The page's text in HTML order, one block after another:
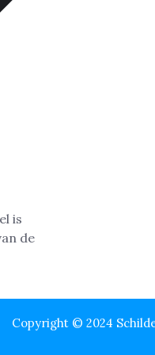
Copyright © 2024